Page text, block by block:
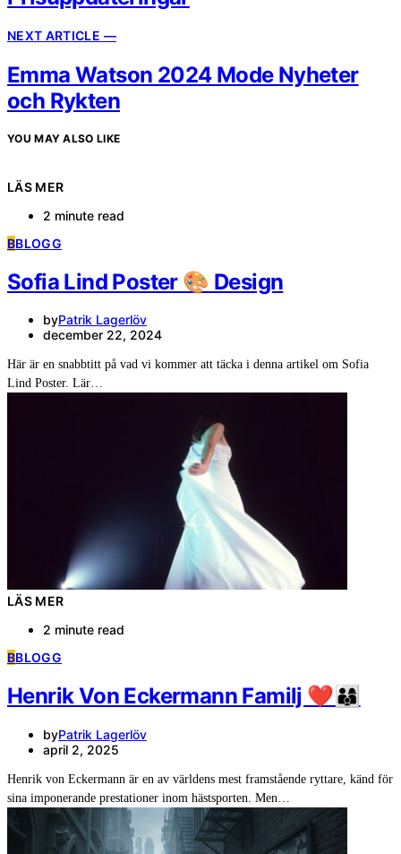
NEXT ARTICLE —
Emma Watson 2024 Mode Nyheter
och Rykten
YOU MAY ALSO LIKE
LÄS MER
2 minute read
BBLOGG
Sofia Lind Poster 🎨 Design
byPatrik Lagerlöv
december 22, 2024
Här är en snabbtitt på vad vi kommer att täcka i denna artikel om Sofia
Lind Poster. Lär…
LÄS MER
2 minute read
BBLOGG
Henrik Von Eckermann Familj ❤️‍👨‍👩‍👦
byPatrik Lagerlöv
april 2, 2025
Henrik von Eckermann är en av världens mest framstående ryttare, känd för
sina imponerande prestationer inom hästsporten. Men…